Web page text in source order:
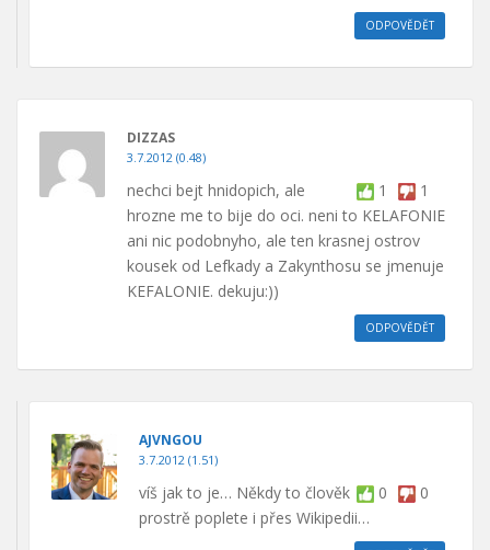
ODPOVĚDĚT
DIZZAS
3.7.2012 (0.48)
1 1
nechci bejt hnidopich, ale
hrozne me to bije do oci. neni to KELAFONIE
ani nic podobnyho, ale ten krasnej ostrov
kousek od Lefkady a Zakynthosu se jmenuje
KEFALONIE. dekuju:))
ODPOVĚDĚT
AJVNGOU
3.7.2012 (1.51)
0 0
víš jak to je… Někdy to člověk
prostrě poplete i přes Wikipedii…